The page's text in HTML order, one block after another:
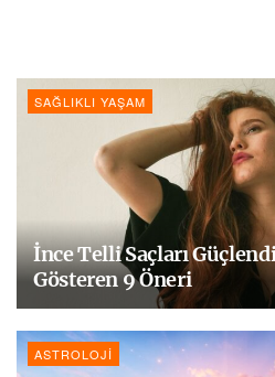
SAĞLIKLI YAŞAM
İnce Telli Saçları
Gösteren 9 Öneri
ASTROLOJI